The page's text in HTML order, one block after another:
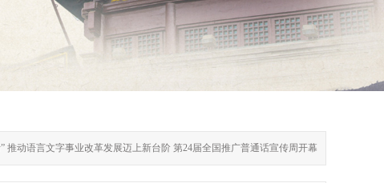
推动语言文字事业改革发展迈上新台阶 第24届全国推广普通话宣传周开幕